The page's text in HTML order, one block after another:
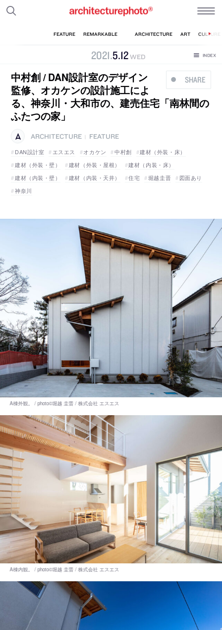
2021.5.12WED
SHARE
中村創 / DAN設計室のデザイン
監修、オカケンの設計施工によ
る、神奈川・大和市の、建売住宅「南林間の
ふたつの家」
ARCHITECTURE
FEATURE
DAN設計室
エスエス オカケン 中村創
建材（外装・床）
建材（外装・壁）
建材（外装・屋根）
建材（内装・床）
建材（内装・壁）
建材（内装・天井） 住宅 堀越圭晋
図面あり
神奈川